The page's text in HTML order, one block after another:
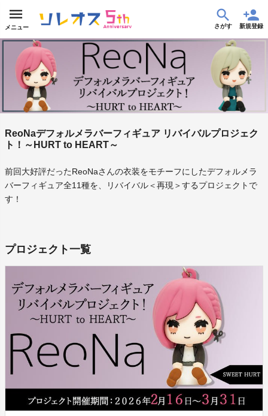
メニュー さがす 新規登録
ReoNaデフォルメラバーフィギュア リバイバルプロジェク
ト！～HURT to HEART～
前回大好評だったReoNaさんの衣装をモチーフにしたデフォルメラ
バーフィギュア全11種を、リバイバル＜再現＞するプロジェクトで
す！
プロジェクト一覧